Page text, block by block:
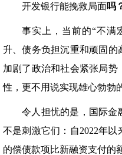
开发银行能挽救局面吗
事实上，当前的“不满
升、债务负担沉重和顽固
加剧了政治和社会紧张局
性，更不用说实现雄心勃勃
令人担忧的是，国际金
不是刺激它们：自2022年
的偿债款项比新融资支付的